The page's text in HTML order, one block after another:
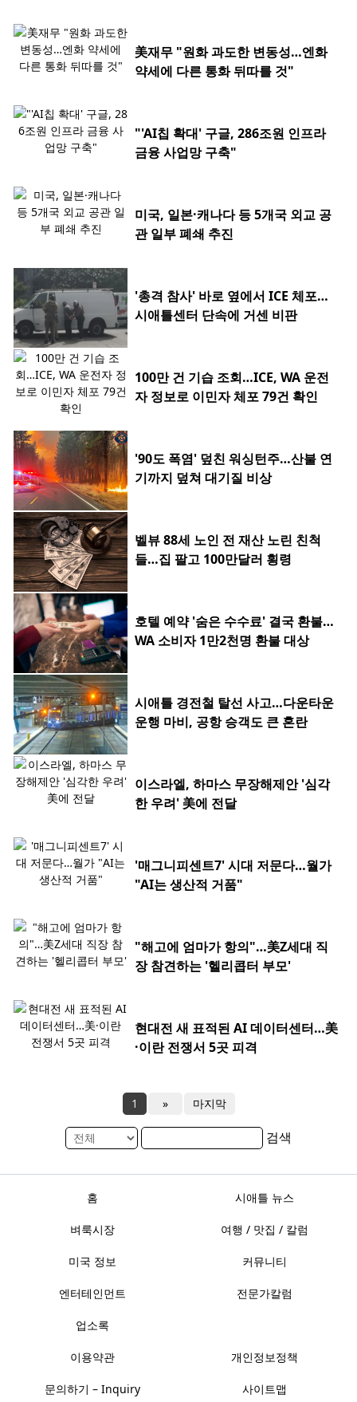
美재무 "원화 과도한 변동성…엔화
약세에 다른 통화 뒤따를 것"
"'AI칩 확대' 구글, 286조원 인프라
금융 사업망 구축"
미국, 일본·캐나다 등 5개국 외교 공
관 일부 폐쇄 추진
'총격 참사' 바로 옆에서 ICE 체포…
시애틀센터 단속에 거센 비판
100만 건 기습 조회…ICE, WA 운전
자 정보로 이민자 체포 79건 확인
'90도 폭염' 덮친 워싱턴주…산불 연
기까지 덮쳐 대기질 비상
벨뷰 88세 노인 전 재산 노린 친척
들…집 팔고 100만달러 횡령
호텔 예약 '숨은 수수료' 결국 환불…
WA 소비자 1만2천명 환불 대상
시애틀 경전철 탈선 사고…다운타운
운행 마비, 공항 승객도 큰 혼란
이스라엘, 하마스 무장해제안 '심각
한 우려' 美에 전달
'매그니피센트7' 시대 저문다…월가
"AI는 생산적 거품"
"해고에 엄마가 항의"…美Z세대 직
장 참견하는 '헬리콥터 부모'
현대전 새 표적된 AI 데이터센터…美
·이란 전쟁서 5곳 피격
1 » 마지막
검색
홈 시애틀 뉴스
벼룩시장 여행 / 맛집 / 칼럼
미국 정보 커뮤니티
엔터테인먼트 전문가칼럼
업소록
이용약관 개인정보정책
문의하기 – Inquiry 사이트맵